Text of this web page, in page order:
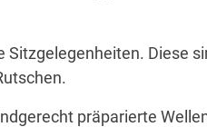
Diese
präparierte